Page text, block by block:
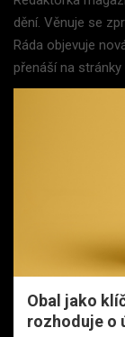
dění. Věnuje se
Ráda objevuje
přenáší na
Obal jako
rozhoduje o